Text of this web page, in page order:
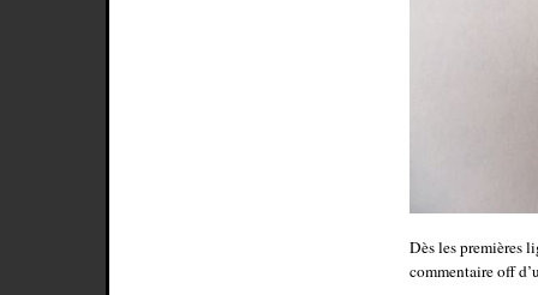
Dès les premières
commentaire off